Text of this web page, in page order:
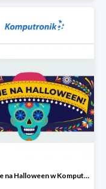
Okazje na Halloween w Komputronik do -80%